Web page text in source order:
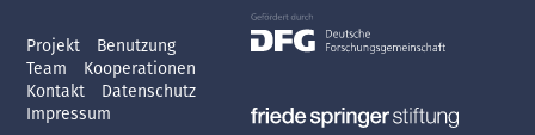
Projekt
Benutzung
Team
Kooperationen
Kontakt
Datenschutz
Impressum